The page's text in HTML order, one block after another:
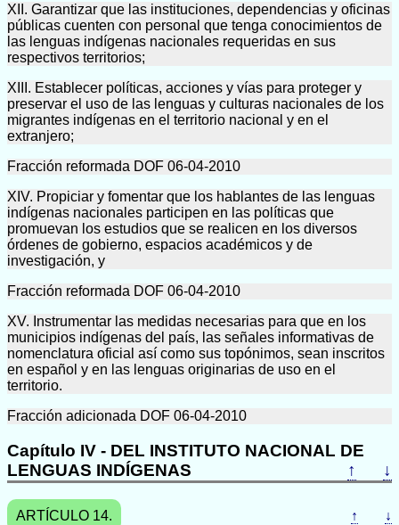
XII. Garantizar que las instituciones, dependencias y oficinas
públicas cuenten con personal que tenga conocimientos de
las lenguas indígenas nacionales requeridas en sus
respectivos territorios;
XIII. Establecer políticas, acciones y vías para proteger y
preservar el uso de las lenguas y culturas nacionales de los
migrantes indígenas en el territorio nacional y en el
extranjero;
Fracción reformada DOF 06-04-2010
XIV. Propiciar y fomentar que los hablantes de las lenguas
indígenas nacionales participen en las políticas que
promuevan los estudios que se realicen en los diversos
órdenes de gobierno, espacios académicos y de
investigación, y
Fracción reformada DOF 06-04-2010
XV. Instrumentar las medidas necesarias para que en los
municipios indígenas del país, las señales informativas de
nomenclatura oficial así como sus topónimos, sean inscritos
en español y en las lenguas originarias de uso en el
territorio.
Fracción adicionada DOF 06-04-2010
Capítulo IV - DEL INSTITUTO NACIONAL DE
LENGUAS INDÍGENAS
↑ ↓
ARTÍCULO 14. ↑ ↓